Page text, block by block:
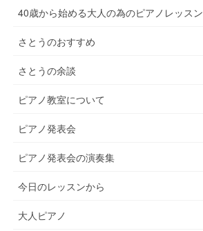
40歳から始める大人の為のピアノレッスン
さとうのおすすめ
さとうの余談
ピアノ教室について
ピアノ発表会
ピアノ発表会の演奏集
今日のレッスンから
大人ピアノ